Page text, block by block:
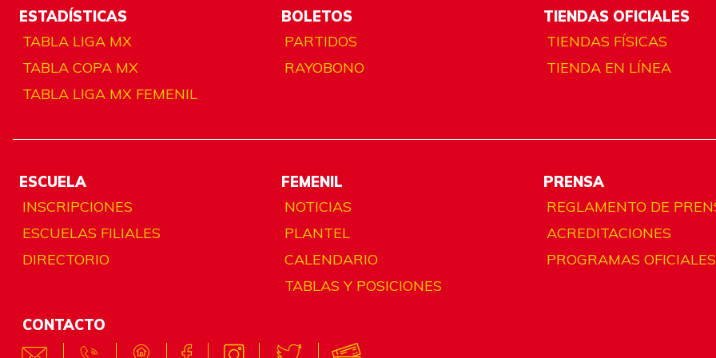
ESTADÍSTICAS
TABLA LIGA MX
TABLA COPA MX
TABLA LIGA MX FEMENIL
BOLETOS
PARTIDOS
RAYOBONO
TIENDAS OFICIALES
TIENDAS FÍSICAS
TIENDA EN LÍNEA
ESCUELA
INSCRIPCIONES
ESCUELAS FILIALES
DIRECTORIO
FEMENIL
NOTICIAS
PLANTEL
CALENDARIO
TABLAS Y POSICIONES
PRENSA
REGLAMENTO DE
ACREDITACIONES
PROGRAMAS OFICIALES
CONTACTO